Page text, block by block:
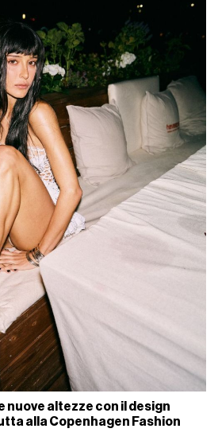
nuove altezze con il design
alla Copenhagen Fashion